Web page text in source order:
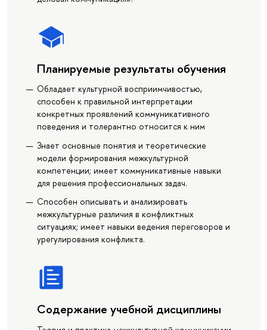
Планируемые результаты обучения
Обладает культурной восприимчивостью,
способен к правильной интерпретации
конкретных проявлений коммуникативного
поведения и толерантно относится к ним
Знает основные понятия и теоретические
модели формирования межкультурной
компетенции; имеет коммуникативные навыки
для решения профессиональных задач.
Способен описывать и анализировать
межкультурные различия в конфликтных
ситуациях; имеет навыки ведения переговоров и
урегулирования конфликта.
Содержание учебной дисциплины